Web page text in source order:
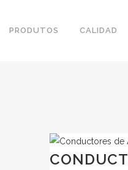
PRODUTOS CALIDAD